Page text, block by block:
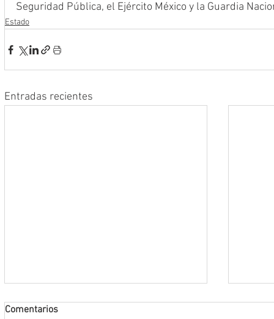
Seguridad Pública, el Ejército México y la Guardia
Estado
Entradas recientes
Comentarios